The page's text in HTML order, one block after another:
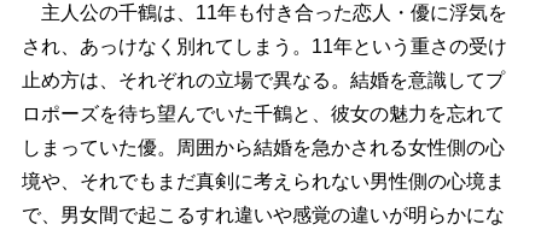
主人公の千鶴は、11年も付き合った恋人・優に浮気を
され、あっけなく別れてしまう。11年という重さの受け
止め方は、それぞれの立場で異なる。結婚を意識してプ
ロポーズを待ち望んでいた千鶴と、彼女の魅力を忘れて
しまっていた優。周囲から結婚を急かされる女性側の心
境や、それでもまだ真剣に考えられない男性側の心境ま
で、男女間で起こるすれ違いや感覚の違いが明らかにな